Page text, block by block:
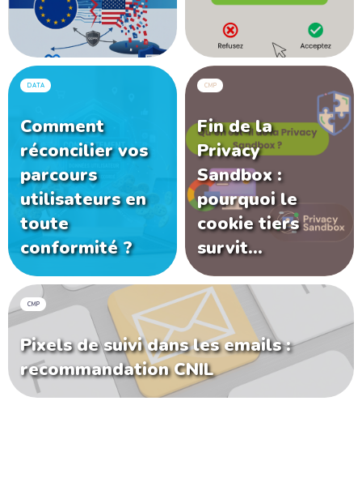
DATA
Comment
réconcilier vos
parcours
utilisateurs en
toute
conformité ?
CMP
Fin de la
Privacy
Sandbox :
pourquoi le
cookie tiers
survit…
CMP
Pixels de suivi dans les emails :
recommandation CNIL